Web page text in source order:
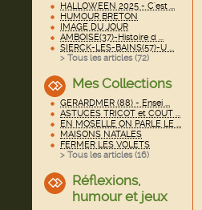
HALLOWEEN 2025 - C'est ...
HUMOUR BRETON
IMAGE DU JOUR
AMBOISE(37)-Histoire d ...
SIERCK-LES-BAINS(57)-U ...
> Tous les articles (72)
Mes Collections
GERARDMER (88) - Ensei ...
ASTUCES TRICOT et COUT ...
EN MOSELLE ON PARLE LE ...
MAISONS NATALES
FERMER LES VOLETS
> Tous les articles (16)
Réflexions,
humour et jeux